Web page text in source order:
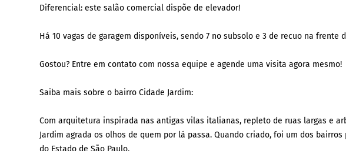
Diferencial: este salão comercial dispõe de elevador!
Há 10 vagas de garagem disponíveis, sendo 7 no subsolo e 3 de recuo na frente
Gostou? Entre em contato com nossa equipe e agende uma visita agora mesmo!
Saiba mais sobre o bairro Cidade Jardim:
Com arquitetura inspirada nas antigas vilas italianas, repleto de ruas largas e
Jardim agrada os olhos de quem por lá passa. Quando criado, foi um dos
do Estado de São Paulo.